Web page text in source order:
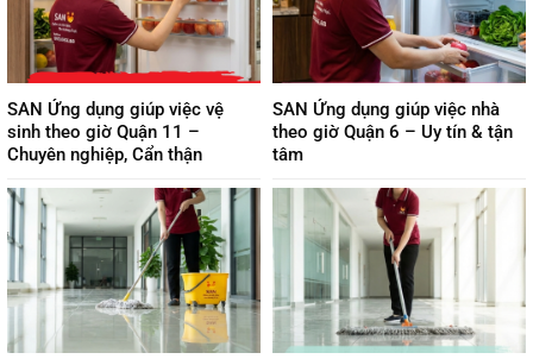
SAN Ứng dụng giúp việc vệ
sinh theo giờ Quận 11 –
Chuyên nghiệp, Cẩn thận
SAN Ứng dụng giúp việc nhà
theo giờ Quận 6 – Uy tín & tận
tâm